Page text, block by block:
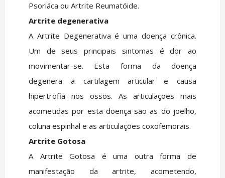
Psoriáca ou Artrite Reumatóide.
Artrite degenerativa
A Artrite Degenerativa é uma doença crônica.
Um de seus principais sintomas é dor ao
movimentar-se. Esta forma da doença
degenera a cartilagem articular e causa
hipertrofia nos ossos. As articulações mais
acometidas por esta doença são as do joelho,
coluna espinhal e as articulações coxofemorais.
Artrite Gotosa
A Artrite Gotosa é uma outra forma de
manifestação da artrite, acometendo,